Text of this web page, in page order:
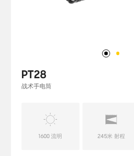
PT28
战术手电筒
1600 流明 245米 射程